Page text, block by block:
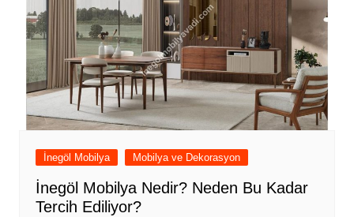
İnegöl Mobilya Mobilya ve Dekorasyon
İnegöl Mobilya Nedir? Neden Bu Kadar
Tercih Ediliyor?